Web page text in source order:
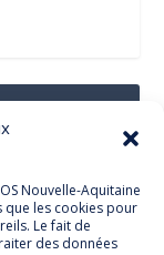
Nouvelle-Aquitaine
que les cookies pour
Le fait de
des données